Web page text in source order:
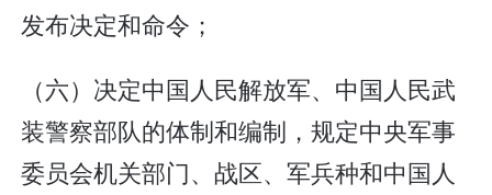
发布决定和命令；
（六）决定中国人民解放军、中国人民武
装警察部队的体制和编制，规定中央军事
委员会机关部门、战区、军兵种和中国人